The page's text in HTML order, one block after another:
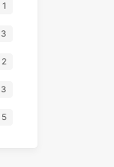
1
3
2
3
5